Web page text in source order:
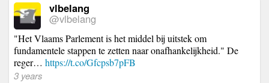
vlbelang
@vlbelang
"Het Vlaams Parlement is het middel bij uitstek om
fundamentele stappen te zetten naar onafhankelijkheid." De
reger… https://t.co/Gfcpsb7pFB
3 years